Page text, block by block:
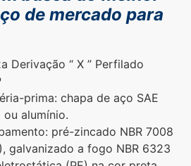
de mercado para
Derivação “ X ” Perfilado
prima: chapa de aço SAE
ou alumínio.
pré-zincado NBR 7008
galvanizado a fogo NBR 6323